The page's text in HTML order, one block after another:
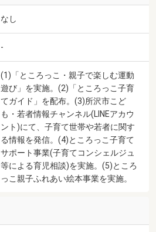
なし
-
(1)「ところっこ・親子で楽しむ運動
遊び」を実施。(2)「ところっこ子育
てガイド」を配布。(3)所沢市こど
も・若者情報チャンネル(LINEアカウ
ント)にて、子育て世帯や若者に関す
る情報を発信。(4)ところっこ子育て
サポート事業(子育てコンシェルジュ
等による育児相談)を実施。(5)ところ
っこ親子ふれあい絵本事業を実施。